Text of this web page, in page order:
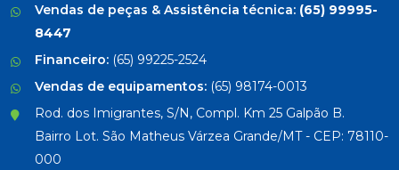
Vendas de peças & Assistência técnica: (65) 99995-
8447
Financeiro: (65) 99225-2524
Vendas de equipamentos: (65) 98174-0013
Rod. dos Imigrantes, S/N, Compl. Km 25 Galpão B.
Bairro Lot. São Matheus Várzea Grande/MT - CEP: 78110-
000